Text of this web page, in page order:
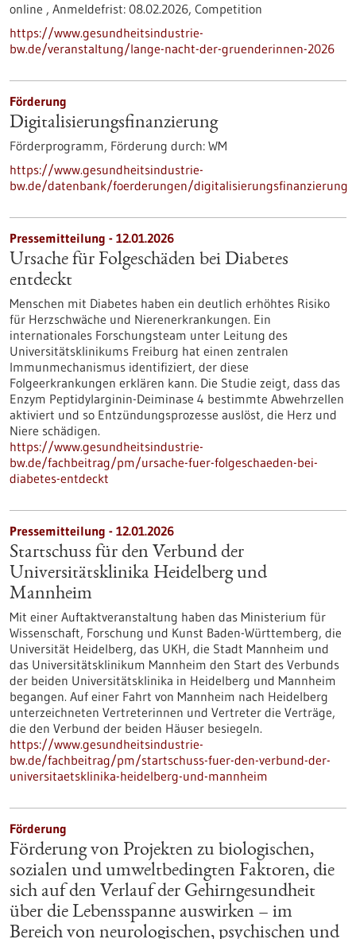
online , Anmeldefrist: 08.02.2026, Competition
https://www.gesundheitsindustrie-
bw.de/veranstaltung/lange-nacht-der-gruenderinnen-2026
Förderung
Digitalisierungs­finanzierung
Förderprogramm, Förderung durch: WM
https://www.gesundheitsindustrie-
bw.de/datenbank/foerderungen/digitalisierungsfinanzierung
Pressemitteilung - 12.01.2026
Ursache für Folgeschäden bei Diabetes
entdeckt
Menschen mit Diabetes haben ein deutlich erhöhtes Risiko
für Herzschwäche und Nierenerkrankungen. Ein
internationales Forschungsteam unter Leitung des
Universitätsklinikums Freiburg hat einen zentralen
Immunmechanismus identifiziert, der diese
Folgeerkrankungen erklären kann. Die Studie zeigt, dass das
Enzym Peptidylarginin-Deiminase 4 bestimmte Abwehrzellen
aktiviert und so Entzündungsprozesse auslöst, die Herz und
Niere schädigen.
https://www.gesundheitsindustrie-
bw.de/fachbeitrag/pm/ursache-fuer-folgeschaeden-bei-
diabetes-entdeckt
Pressemitteilung - 12.01.2026
Startschuss für den Verbund der
Universitätsklinika Heidelberg und
Mannheim
Mit einer Auftaktveranstaltung haben das Ministerium für
Wissenschaft, Forschung und Kunst Baden-Württemberg, die
Universität Heidelberg, das UKH, die Stadt Mannheim und
das Universitätsklinikum Mannheim den Start des Verbunds
der beiden Universitätsklinika in Heidelberg und Mannheim
begangen. Auf einer Fahrt von Mannheim nach Heidelberg
unterzeichneten Vertreterinnen und Vertreter die Verträge,
die den Verbund der beiden Häuser besiegeln.
https://www.gesundheitsindustrie-
bw.de/fachbeitrag/pm/startschuss-fuer-den-verbund-der-
universitaetsklinika-heidelberg-und-mannheim
Förderung
Förderung von Projekten zu biologischen,
sozialen und umweltbedingten Faktoren, die
sich auf den Verlauf der Gehirngesundheit
über die Lebensspanne auswirken – im
Bereich von neurologischen, psychischen und